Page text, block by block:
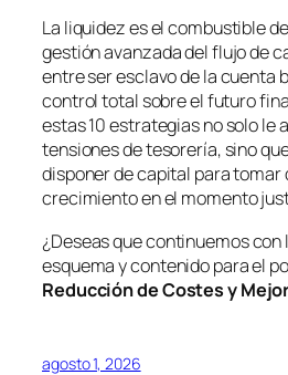
La liquidez es el combustible
gestión avanzada del flujo de
entre ser esclavo de la cuenta
control total sobre el futuro
estas 10 estrategias no solo le
tensiones de tesorería, sino
disponer de capital para tomar
crecimiento en el momento
¿Deseas que continuemos
esquema y contenido para el
Reducción de Costes y
agosto 1, 2026